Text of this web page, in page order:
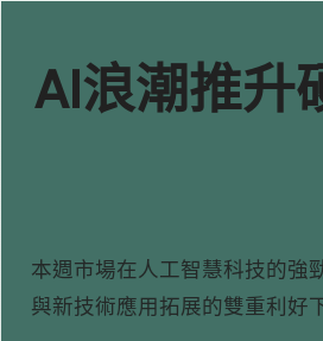
AI浪潮推升
本週市場在人工智慧科技的強
與新技術應用拓展的雙重利好